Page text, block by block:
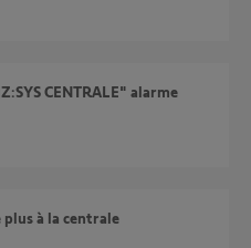
plus à la centrale